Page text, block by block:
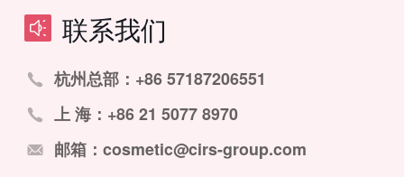
联系我们
杭州总部：+86 57187206551
上 海：+86 21 5077 8970
邮箱：cosmetic@cirs-group.com